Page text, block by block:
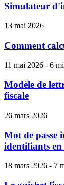
Simulateur
13 mai 2026
Comment
11 mai 2026 - 6
Modèle de
fiscale
26 mars 2026
Mot de passe
identifiants en
18 mars 2026 - 7